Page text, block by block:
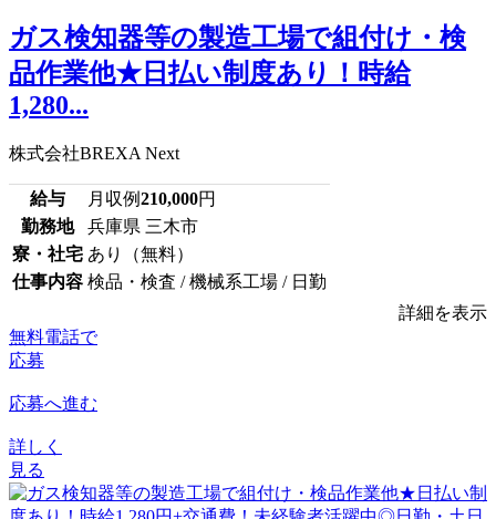
ガス検知器等の製造工場で組付け・検
品作業他★日払い制度あり！時給
1,280...
株式会社BREXA Next
給与 月収例210,000円
勤務地
兵庫県 三木市
寮・社宅 あり（無料）
仕事内容 検品・検査 / 機械系工場 / 日勤
詳細を表示
無料電話で
応募
応募へ進む
詳しく
見る